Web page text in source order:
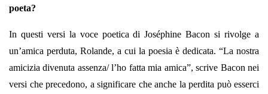
poeta?
In questi versi la voce poetica di Joséphine Bacon si rivolge a
un’amica perduta, Rolande, a cui la poesia è dedicata. “La nostra
amicizia divenuta assenza/ l’ho fatta mia amica”, scrive Bacon nei
versi che precedono, a significare che anche la perdita può esserci